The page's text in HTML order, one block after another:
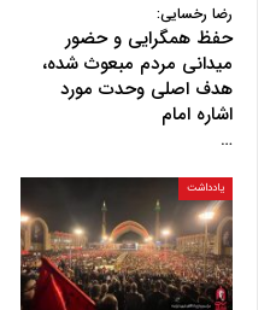
رضا رخسایی:
حفظ همگرایی و حضور
میدانی مردم مبعوث شده،
هدف اصلی وحدت مورد
اشاره امام
…
یادداشت